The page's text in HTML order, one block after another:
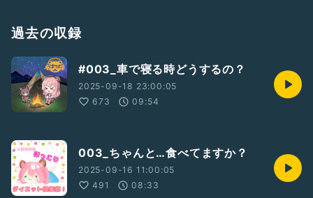
#くまラボ #くまラボミッドナイトステーション
#女性トーカー
#アニメ
過去の収録
#003_車で寝る時どうするの？
2025-09-18 23:00:05
673
09:54
003_ちゃんと…食べてますか？
2025-09-16 11:00:05
491
08:33